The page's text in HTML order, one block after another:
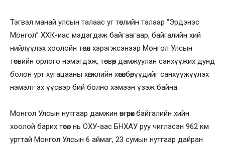
Тэгвэл манай улсын талаас уг төслийн талаар “Эрдэнэс
Монгол” ХХК-иас мэдэгдэж байгаагаар, байгалийн хий
нийлүүлэх хоолойн төсөл хэрэгжсэнээр Монгол Улсын
төсвийн орлого нэмэгдэж, төсвөөр дамжуулан санхүүжих дунд
болон урт хугацааны хөгжлийн хөтөлбөрүүдийг санхүүжүүлэх
нэмэлт эх үүсвэр бий болно хэмээн үзэж байна.
Монгол Улсын нутгаар дамжин өнгөрөх байгалийн хийн
хоолой барих төсөл нь ОХУ-аас БНХАУ руу чиглэсэн 962 км
урттай Монгол Улсын 6 аймаг, 23 сумын нутгаар дайран